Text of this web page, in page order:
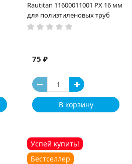
Rautitan 11600011001 PX 16 мм
для полиэтиленовых труб
75 ₽
В корзину
Успей купить!
Бестселлер